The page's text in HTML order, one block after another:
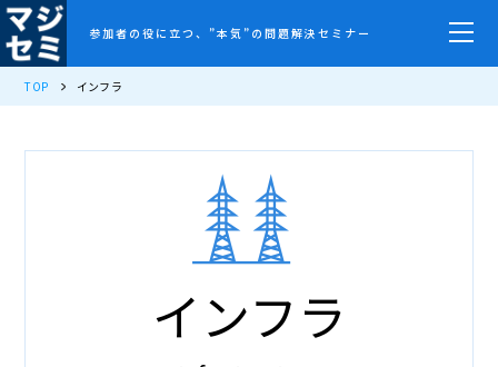
参加者の役に立つ、”本気”の問題解決セミナー
TOP インフラ
インフラ